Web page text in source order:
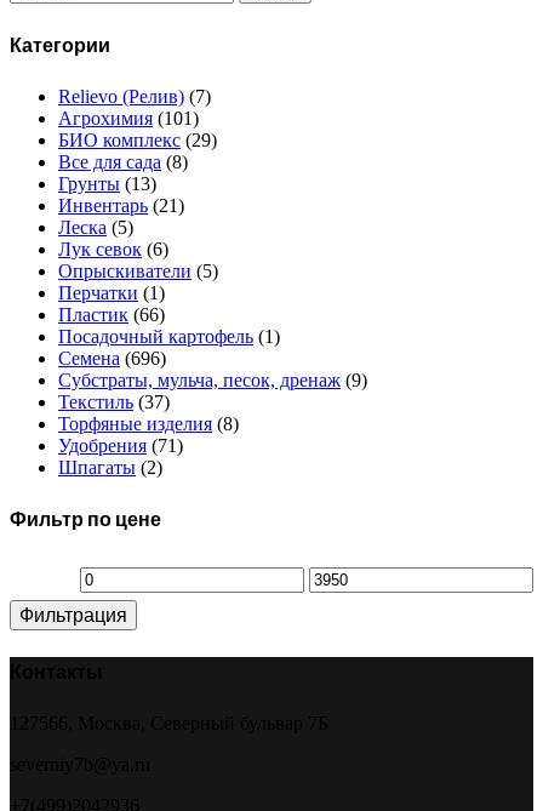
Категории
Relievo (Релив) (7)
Агрохимия (101)
БИО комплекс (29)
Все для сада (8)
Грунты (13)
Инвентарь (21)
Леска (5)
Лук севок (6)
Опрыскиватели (5)
Перчатки (1)
Пластик (66)
Посадочный картофель (1)
Семена (696)
Субстраты, мульча, песок, дренаж (9)
Текстиль (37)
Торфяные изделия (8)
Удобрения (71)
Шпагаты (2)
Фильтр по цене
Минимальная
цена
Максимальная
Фильтрация